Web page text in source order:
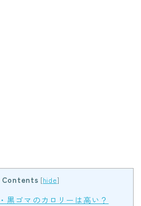
Contents [hide]
黒ゴマのカロリーは高い？